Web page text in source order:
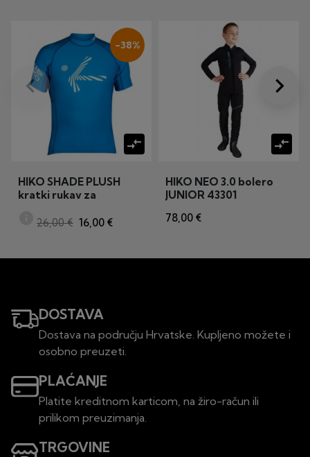
-38%
compare_arrows
HIKO SHADE PLUSH
kratki rukav za
26,00 € 16,00 €
compare_arrows
HIKO NEO 3.0 bolero
JUNIOR 43301
78,00 €
Prije
keyboard_arrow_left Dalje
keyboard_arrow_right
DOSTAVA
Dostava na području Hrvatske. Kupljeno možete i
osobno preuzeti.
PLAĆANJE
Platite kreditnom karticom, na žiro-račun ili
prilikom preuzimanja.
TRGOVINE